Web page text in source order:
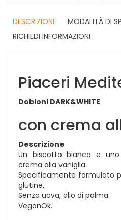
DESCRIZIONE
MODALITÀ DI
RICHIEDI INFORMAZIONI
Piaceri
Dobloni DARK&WHITE
con crema
Descrizione
Un biscotto bianco e
crema alla vaniglia.
Specificamente formulato
glutine.
Senza uova, olio di palma.
VeganOk.